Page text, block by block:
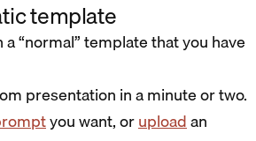
template
“normal” template that you have
presentation in a minute or two.
you want, oruploadan